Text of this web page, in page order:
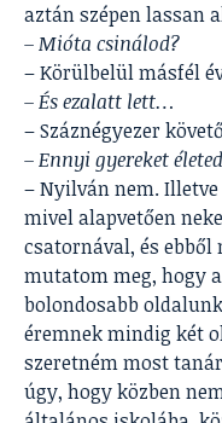
aztán szépen lassan
– Mióta csinálod?
– Körülbelül másfél
– És ezalatt lett…
– Száznégyezer
– Ennyi gyereket
– Nyilván nem. Illetve
mivel alapvetően
csatornával, és
mutatom meg, hogy
bolondosabb
éremnek mindig két
szeretném most
úgy, hogy közben